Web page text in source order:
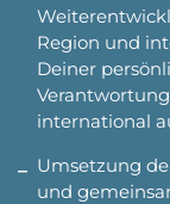
Region und
Deiner
international
Umsetzung
und